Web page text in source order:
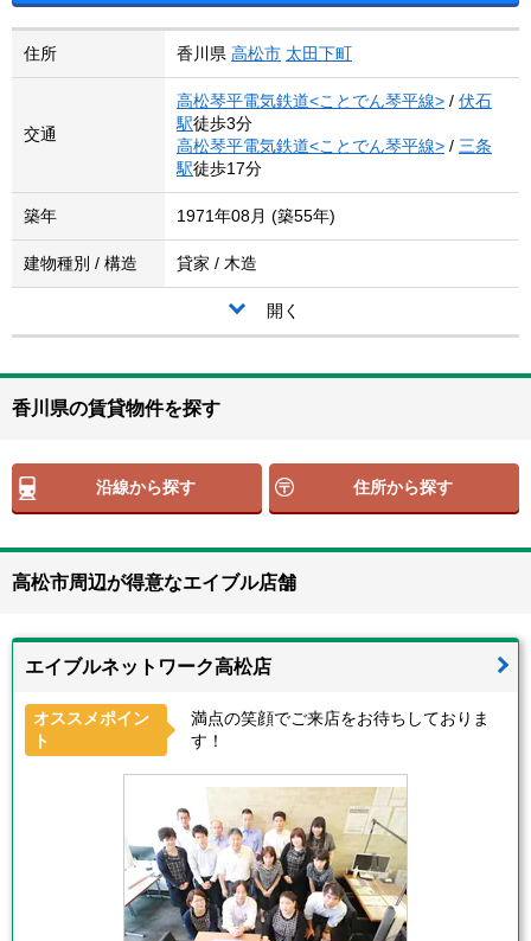
住所 香川県 高松市 太田下町
交通
高松琴平電気鉄道<ことでん琴平線> / 伏石
駅徒歩3分
高松琴平電気鉄道<ことでん琴平線> / 三条
駅徒歩17分
築年 1971年08月 (築55年)
建物種別 / 構造 貸家 / 木造
開く
香川県の賃貸物件を探す
沿線から探す 住所から探す
高松市周辺が得意なエイブル店舗
エイブルネットワーク高松店
オススメポイン
ト
満点の笑顔でご来店をお待ちしておりま
す！